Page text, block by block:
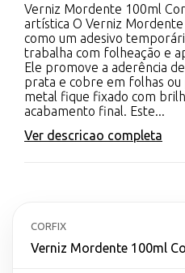
Verniz Mordente 100ml
artística O Verniz
como um adesivo
trabalha com folheação e
Ele promove a aderência
prata e cobre em folhas ou
metal fique fixado com
acabamento final. Este...
Ver descricao completa
CORFIX
Verniz Mordente 100ml